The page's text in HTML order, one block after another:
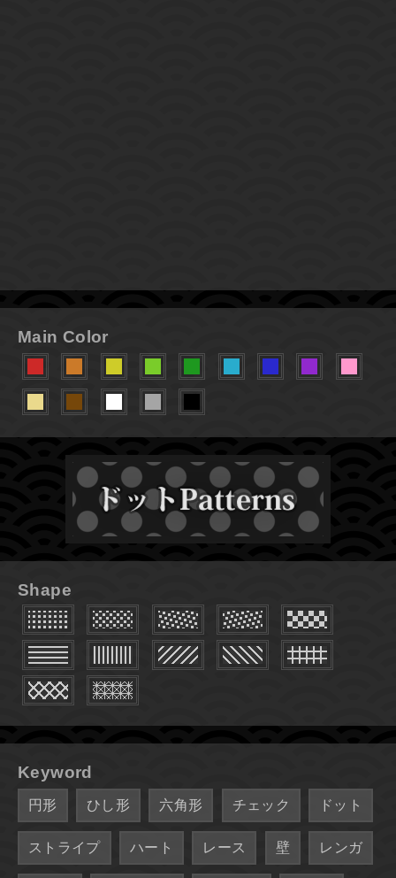
Main Color
Shape
Keyword
円形 ひし形 六角形 チェック ドット
ストライプ ハート レース 壁 レンガ